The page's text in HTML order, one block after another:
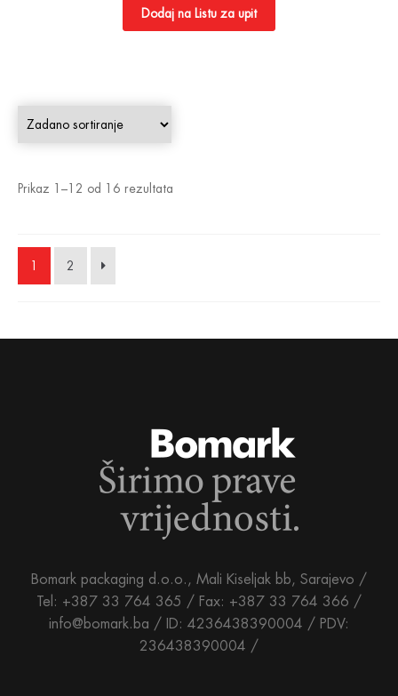
Dodaj na Listu za upit
Prikaz 1–12 od 16 rezultata
1 2
Bomark packaging d.o.o., Mali Kiseljak bb, Sarajevo /
Tel: +387 33 764 365 / Fax: +387 33 764 366 /
info@bomark.ba / ID: 4236438390004 / PDV:
236438390004 /